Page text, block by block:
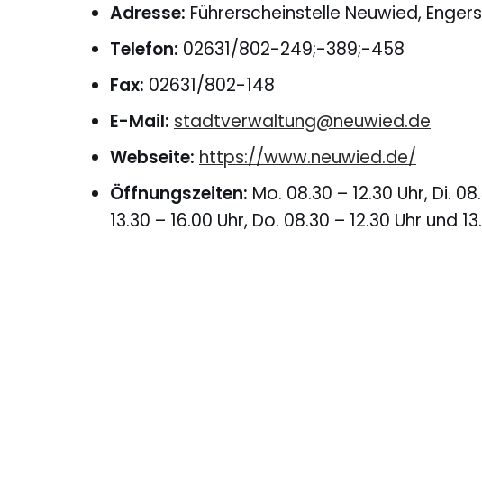
Adresse: Führerscheinstelle Neuwied,
Telefon: 02631/802-249;-389;-458
Fax: 02631/802-148
E-Mail: stadtverwaltung@neuwied.de
Webseite: https://www.neuwied.de/
Öffnungszeiten: Mo. 08.30 – 12.30 Uhr, Di.
13.30 – 16.00 Uhr, Do. 08.30 – 12.30 Uhr und